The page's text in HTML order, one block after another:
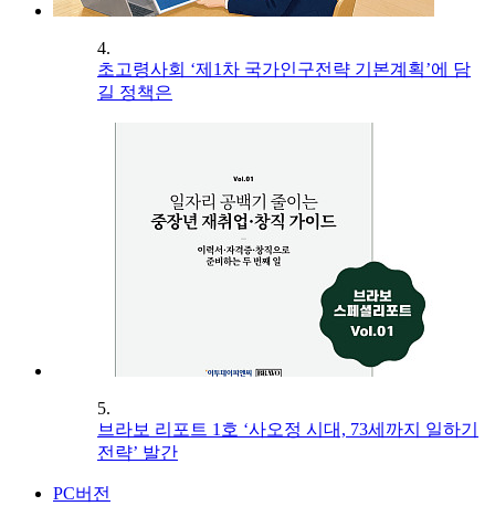
4.
초고령사회 ‘제1차 국가인구전략 기본계획’에 담
길 정책은
5.
브라보 리포트 1호 ‘사오정 시대, 73세까지 일하기
전략’ 발간
PC버전